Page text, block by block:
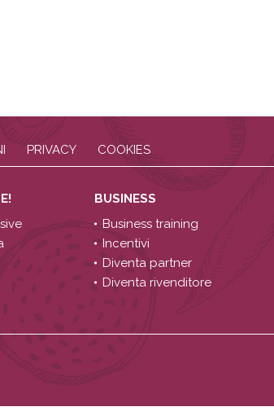
PRIVACY COOKIES
BUSINESS
Business training
Incentivi
Diventa partner
Diventa rivenditore